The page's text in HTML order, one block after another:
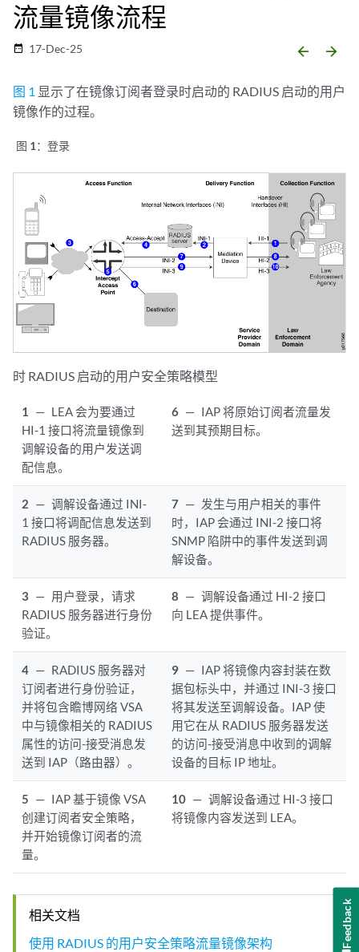
流量镜像流程
date_range 17-Dec-25 arrow_backward arrow_forward
图 1 显示了在镜像订阅者登录时启动的 RADIUS 启动的用户
镜像作的过程。
图 1： 登录
时 RADIUS 启动的用户安全策略模型
1 — LEA 会为要通过
HI-1 接口将流量镜像到
调解设备的用户发送调
配信息。
6 — IAP 将原始订阅者流量发
送到其预期目标。
2 — 调解设备通过 INI-
1 接口将调配信息发送到
RADIUS 服务器。
7 — 发生与用户相关的事件
时，IAP 会通过 INI-2 接口将
SNMP 陷阱中的事件发送到调
解设备。
3 — 用户登录，请求
RADIUS 服务器进行身份
验证。
8 — 调解设备通过 HI-2 接口
向 LEA 提供事件。
4 — RADIUS 服务器对
订阅者进行身份验证，
并将包含瞻博网络 VSA
中与镜像相关的 RADIUS
属性的访问-接受消息发
送到 IAP（路由器）。
9 — IAP 将镜像内容封装在数
据包标头中，并通过 INI-3 接口
将其发送至调解设备。IAP 使
用它在从 RADIUS 服务器发送
的访问-接受消息中收到的调解
设备的目标 IP 地址。
5 — IAP 基于镜像 VSA
创建订阅者安全策略，
并开始镜像订阅者的流
量。
10 — 调解设备通过 HI-3 接口
将镜像内容发送到 LEA。
相关文档
使用 RADIUS 的用户安全策略流量镜像架构
Feedback